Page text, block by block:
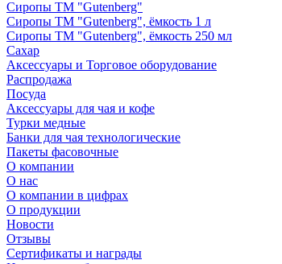
Сиропы ТМ "Gutenberg"
Сиропы ТМ "Gutenberg", ёмкость 1 л
Сиропы ТМ "Gutenberg", ёмкость 250 мл
Сахар
Аксессуары и Торговое оборудование
Распродажа
Посуда
Аксессуары для чая и кофе
Турки медные
Банки для чая технологические
Пакеты фасовочные
О компании
О нас
О компании в цифрах
О продукции
Новости
Отзывы
Сертификаты и награды